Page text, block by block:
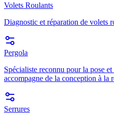
Volets Roulants
Diagnostic et réparation de volets
Pergola
Spécialiste reconnu pour la pose
accompagne de la conception à la
Serrures